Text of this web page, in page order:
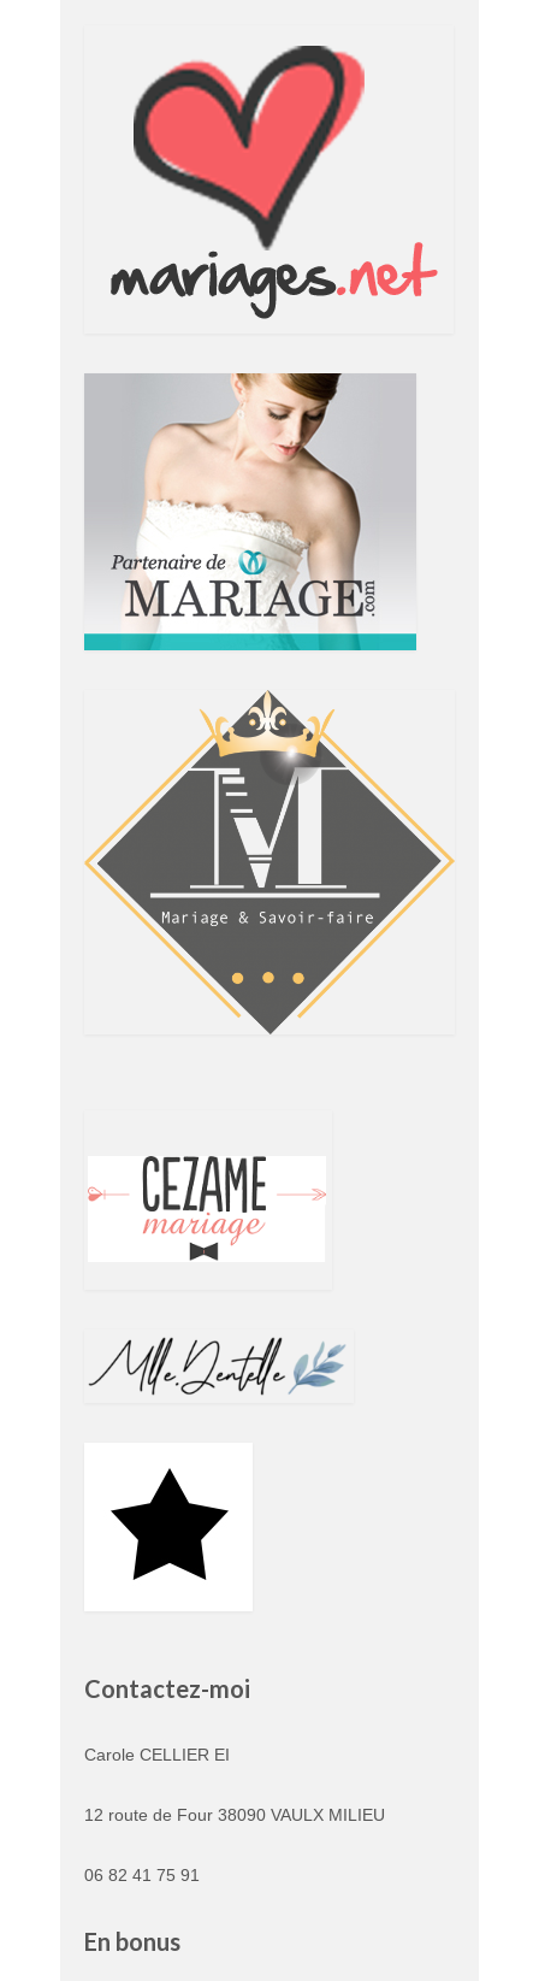
Contactez-moi
Carole CELLIER EI
12 route de Four 38090 VAULX MILIEU
06 82 41 75 91
En bonus